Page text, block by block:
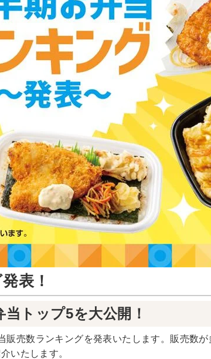
表！
トップ5を大公開！
売数ランキングを発表いたします。販売数
いたします。